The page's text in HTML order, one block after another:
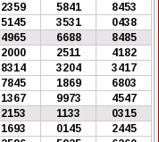
2359 5841
8453
5145 3531
0438
4965 6688
8485
2000 2511
4182
8314 3204
3417
7845 1869
6803
1367 9973
4547
2153 1133
0315
1693 0145
2445